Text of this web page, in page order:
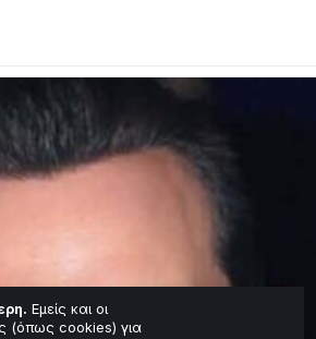
Εμείς και οι
(όπως cookies) για